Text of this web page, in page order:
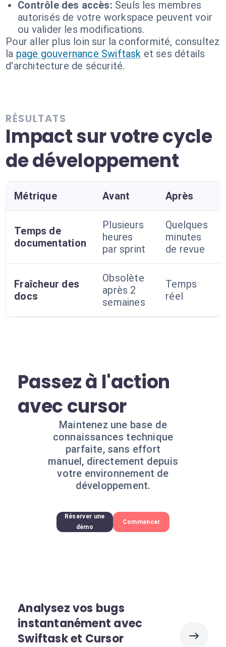
Contrôle des accès: Seuls les membres
autorisés de votre workspace peuvent voir
ou valider les modifications.
Pour aller plus loin sur la conformité, consultez
la page gouvernance Swiftask et ses détails
d'architecture de sécurité.
RÉSULTATS
Impact sur votre cycle
de développement
Métrique Avant Après
Temps de
documentation
Plusieurs
heures
par sprint
Quelques
minutes
de revue
Fraîcheur des
docs
Obsolète
après 2
semaines
Temps
réel
Passez à l'action
avec cursor
Maintenez une base de
connaissances technique
parfaite, sans effort
manuel, directement depuis
votre environnement de
développement.
Réserver une
démo
Commencer
Analysez vos bugs
instantanément avec
Swiftask et Cursor